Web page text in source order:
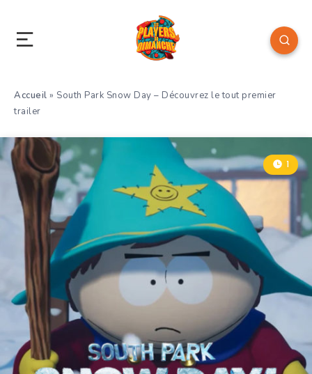
Accueil » South Park Snow Day – Découvrez le tout premier
trailer
1